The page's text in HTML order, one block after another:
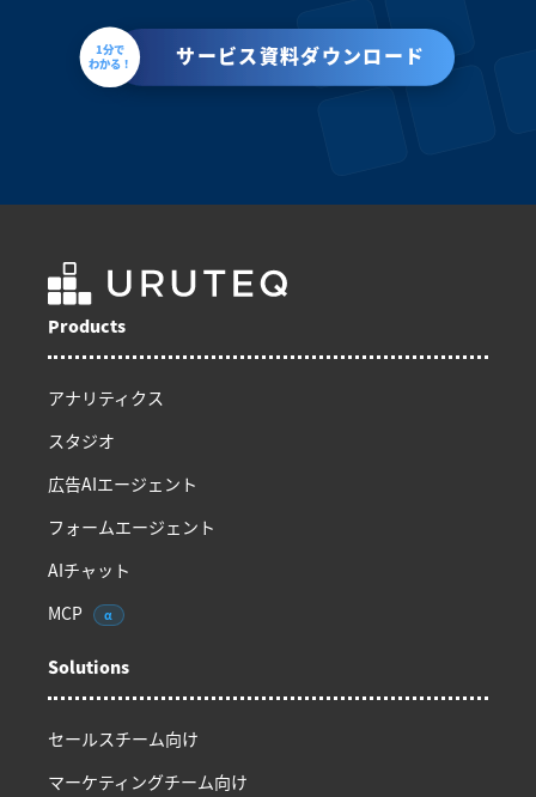
サービス資料ダウンロード
1分で
わかる！
Products
アナリティクス
スタジオ
広告AIエージェント
フォームエージェント
AIチャット
MCP
α
Solutions
セールスチーム向け
マーケティングチーム向け